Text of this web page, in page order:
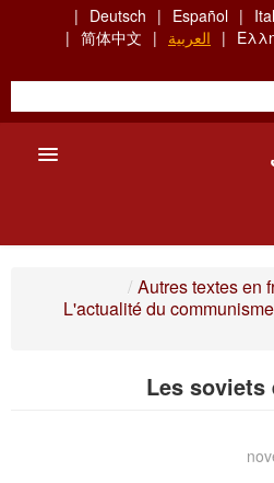
Español
Deutsch
العربية
简体中文
Autres textes en
/
L'actualité du
Les